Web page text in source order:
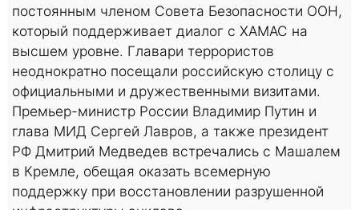
постоянным членом Совета Безопасности ООН,
который поддерживает диалог с ХАМАС на
высшем уровне. Главари террористов
неоднократно посещали российскую столицу с
официальными и дружественными визитами.
Премьер-министр России Владимир Путин и
глава МИД Сергей Лавров, а также президент
РФ Дмитрий Медведев встречались с Машалем
в Кремле, обещая оказать всемерную
поддержку при восстановлении разрушенной